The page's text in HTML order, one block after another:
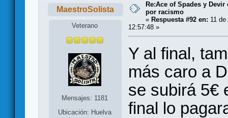
MaestroSolista
Veterano
Mensajes: 1181
Ubicación: Huelva
Re:Ace of Spades y
por racismo
« Respuesta #92 en: 11
12:57:48 »
Y al final,
más caro a
se subirá 5€
final lo